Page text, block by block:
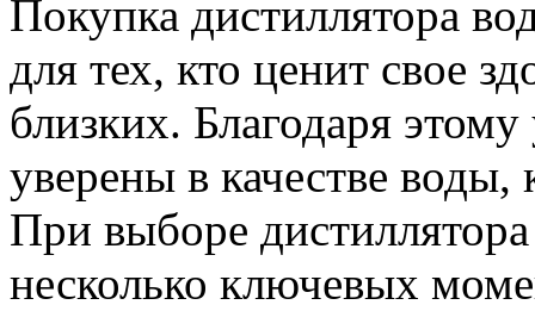
Покупка дистиллятора
для тех, кто ценит свое
близких. Благодаря
уверены в качестве
При выборе
несколько ключевых